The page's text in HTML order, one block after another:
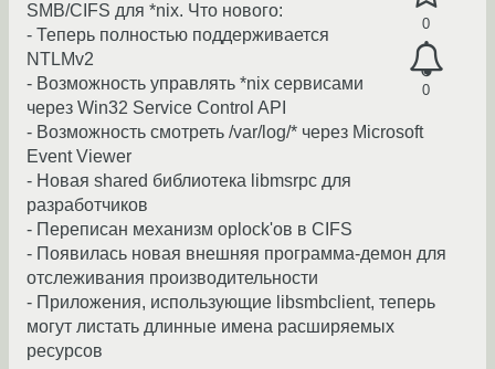
0
0
SMB/CIFS для *nix. Что нового:
- Теперь полностью поддерживается
NTLMv2
- Возможность управлять *nix сервисами
через Win32 Service Control API
- Возможность смотреть /var/log/* через Microsoft
Event Viewer
- Новая shared библиотека libmsrpc для
разработчиков
- Переписан механизм oplock'ов в CIFS
- Появилась новая внешняя программа-демон для
отслеживания производительности
- Приложения, использующие libsmbclient, теперь
могут листать длинные имена расширяемых
ресурсов